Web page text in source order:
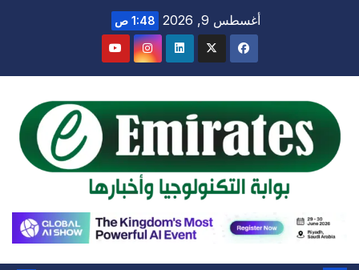
أغسطس 9, 2026 1:48 ص